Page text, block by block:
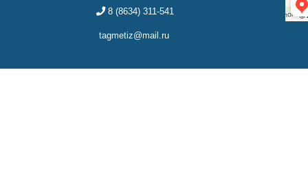
8 (8634) 311-541
tagmetiz@mail.ru